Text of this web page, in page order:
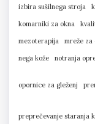
izbira sušilnega stroja
komarniki za okna
mezoterapija
mreže za
nega kože
notranja
opornice za gleženj
preprečevanje staranja